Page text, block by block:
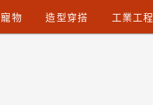
寵物 造型穿搭 工業工程